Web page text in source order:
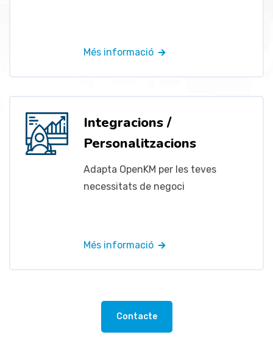
Més informació
Integracions /
Personalitzacions
Adapta OpenKM per les teves
necessitats de negoci
Més informació
Contacte